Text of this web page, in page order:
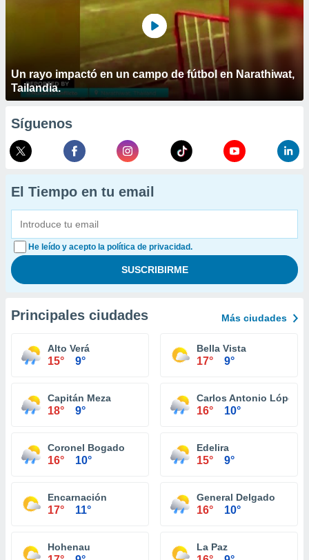
Un rayo impactó en un campo de fútbol en Narathiwat,
Tailandia.
Síguenos
El Tiempo en tu email
He leído y acepto la política de privacidad.
Principales ciudades Más ciudades
Alto Verá
15° 9°
Bella Vista
17° 9°
Capitán Meza
18° 9°
Carlos Antonio López
16° 10°
Coronel Bogado
16° 10°
Edelira
15° 9°
Encarnación
17° 11°
General Delgado
16° 10°
Hohenau La Paz